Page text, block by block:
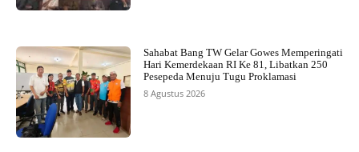
Sahabat Bang TW Gelar Gowes Memperingati
Hari Kemerdekaan RI Ke 81, Libatkan 250
Pesepeda Menuju Tugu Proklamasi
8 Agustus 2026